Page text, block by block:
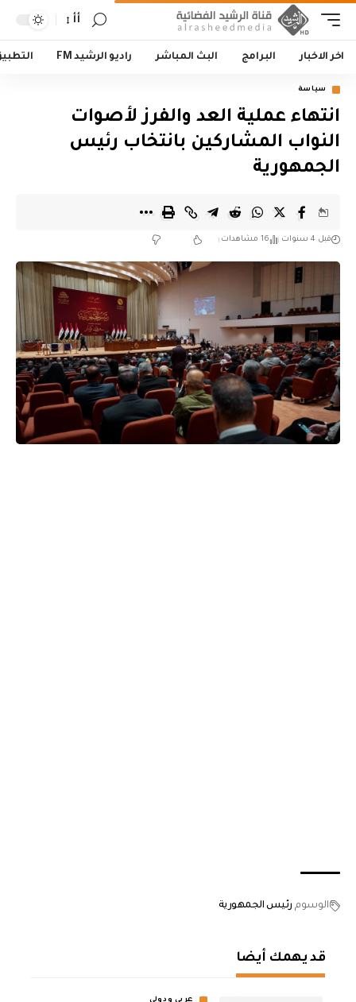
أأ
اخر الاخبار البرامج البث المباشر راديو الرشيد FM
سياسة
انتهاء عملية العد والفرز لأصوات
النواب المشاركين بانتخاب رئيس
الجمهورية
قبل 4 سنوات 16 مشاهدات
الوسوم رئيس الجمهورية
قد يهمك أيضا
عربي ودولي